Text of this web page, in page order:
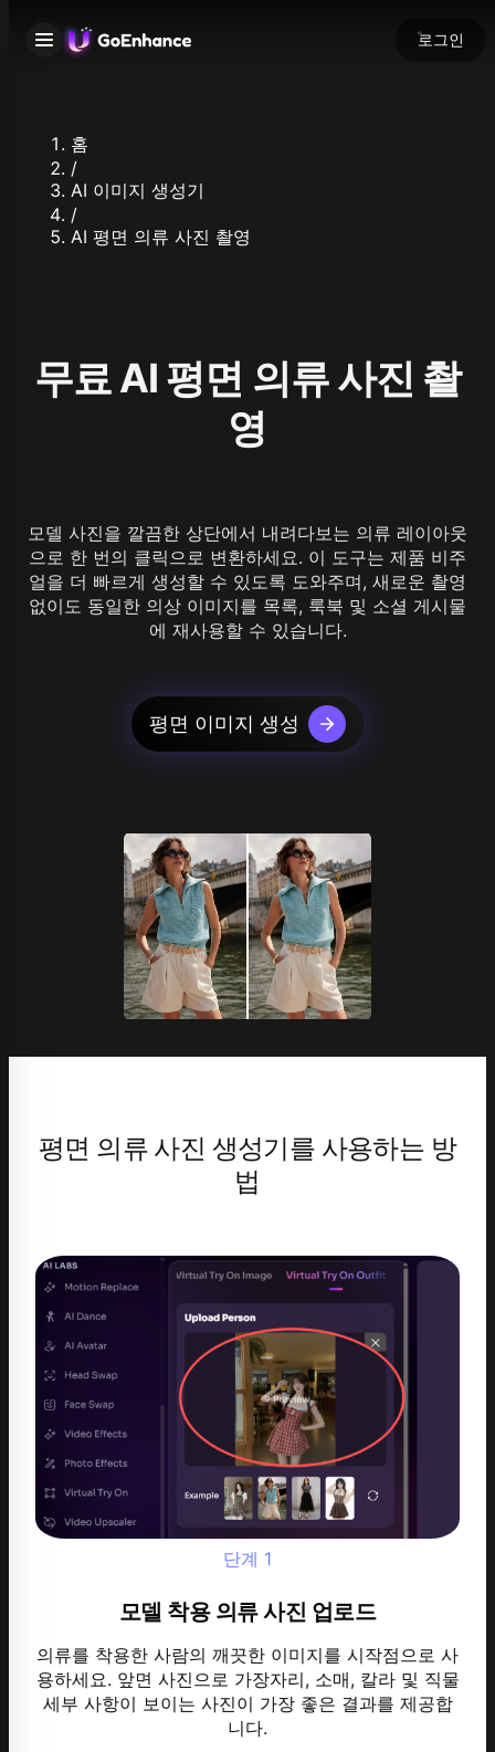
로그인
홈
/
AI 이미지 생성기
/
AI 평면 의류 사진 촬영
무료 AI 평면 의류 사진 촬
영
모델 사진을 깔끔한 상단에서 내려다보는 의류 레이아웃
으로 한 번의 클릭으로 변환하세요. 이 도구는 제품 비주
얼을 더 빠르게 생성할 수 있도록 도와주며, 새로운 촬영
없이도 동일한 의상 이미지를 목록, 룩북 및 소셜 게시물
에 재사용할 수 있습니다.
평면 이미지 생성
평면 의류 사진 생성기를 사용하는 방
법
단계 1
모델 착용 의류 사진 업로드
의류를 착용한 사람의 깨끗한 이미지를 시작점으로 사
용하세요. 앞면 사진으로 가장자리, 소매, 칼라 및 직물
세부 사항이 보이는 사진이 가장 좋은 결과를 제공합
니다.